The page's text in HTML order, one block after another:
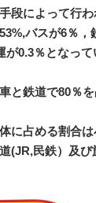
段によって行
バスが6％
0.3％となって
と鉄道で80％を
に占める割合
(JR,民鉄）及